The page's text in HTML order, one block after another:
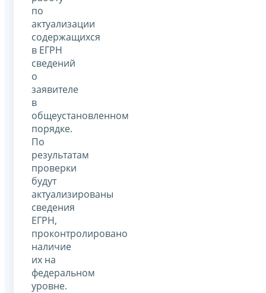
по
актуализации
содержащихся
в ЕГРН
сведений
о
заявителе
в
общеустановленном
порядке.
По
результатам
проверки
будут
актуализированы
сведения
ЕГРН,
проконтролировано
наличие
их на
федеральном
уровне.